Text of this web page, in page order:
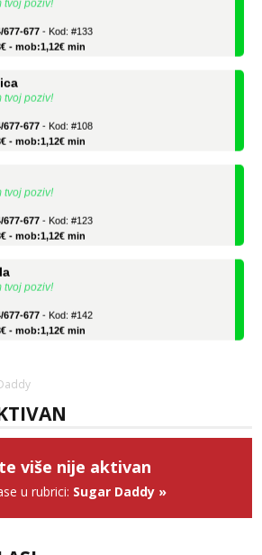
- mob:1,12€ min
poziv!
- mob:1,12€ min
poziv!
- mob:1,12€ min
poziv!
- mob:1,12€ min
- mob:1,12€ min
tvoj poziv!
- mob:1,12€ min
više nije aktivan
u rubrici: Sugar Daddy »